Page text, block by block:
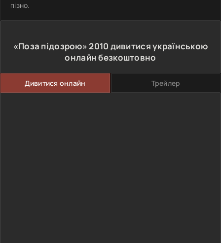
пізно.
«Поза підозрою»2010 дивитися українською
онлайн безкоштовно
Дивитися онлайн Трейлер